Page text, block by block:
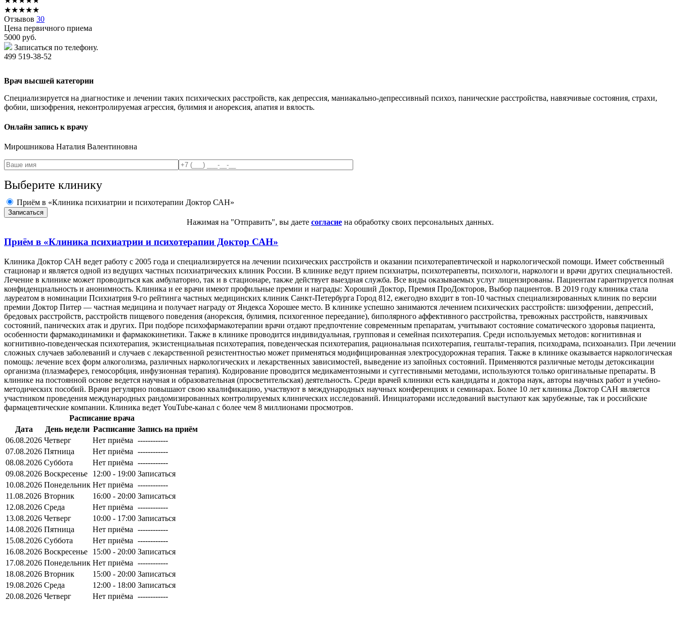
★★★★★
Отзывов 30
Цена первичного приема
5000 руб.
Записаться по телефону.
499 519-38-52
Врач высшей категории
Специализируется на диагностике и лечении таких психических расстройств, как депрессия, маниакально-депрессивный психоз, панические расстройства, навязчивые состояния, страхи,
фобии, шизофрения, неконтролируемая агрессия, булимия и анорексия, апатия и вялость.
Онлайн запись к врачу
Мирошникова Наталия Валентиновна
Выберите клинику
Приём в «Клиника психиатрии и психотерапии Доктор САН»
Нажимая на "Отправить", вы даете согласиена обработку своих персональных данных.
Приём в «Клиника психиатрии и психотерапии Доктор САН»
Клиника Доктор САН ведет работу с 2005 года и специализируется на лечении психических расстройств и оказании психотерапевтической и наркологической помощи. Имеет собственный
стационар и является одной из ведущих частных психиатрических клиник России. В клинике ведут прием психиатры, психотерапевты, психологи, наркологи и врачи других специальностей.
Лечение в клинике может проводиться как амбулаторно, так и в стационаре, также действует выездная служба. Все виды оказываемых услуг лицензированы. Пациентам гарантируется полная
конфиденциальность и анонимность. Клиника и ее врачи имеют профильные премии и награды: Хороший Доктор, Премия ПроДокторов, Выбор пациентов. В 2019 году клиника стала
лауреатом в номинации Психиатрия 9-го рейтинга частных медицинских клиник Санкт-Петербурга Город 812, ежегодно входит в топ-10 частных специализированных клиник по версии
премии Доктор Питер — частная медицина и получает награду от Яндекса Хорошее место. В клинике успешно занимаются лечением психических расстройств: шизофрении, депрессий,
бредовых расстройств, расстройств пищевого поведения (анорексия, булимия, психогенное переедание), биполярного аффективного расстройства, тревожных расстройств, навязчивых
состояний, панических атак и других. При подборе психофармакотерапии врачи отдают предпочтение современным препаратам, учитывают состояние соматического здоровья пациента,
особенности фармакодинамики и фармакокинетики. Также в клинике проводится индивидуальная, групповая и семейная психотерапия. Среди используемых методов: когнитивная и
когнитивно-поведенческая психотерапия, экзистенциальная психотерапия, поведенческая психотерапия, рациональная психотерапия, гештальт-терапия, психодрама, психоанализ. При лечении
сложных случаев заболеваний и случаев с лекарственной резистентностью может применяться модифицированная электросудорожная терапия. Также в клинике оказывается наркологическая
помощь: лечение всех форм алкоголизма, различных наркологических и лекарственных зависимостей, выведение из запойных состояний. Применяются различные методы детоксикации
организма (плазмаферез, гемосорбция, инфузионная терапия). Кодирование проводится медикаментозными и суггестивными методами, используются только оригинальные препараты. В
клинике на постоянной основе ведется научная и образовательная (просветительская) деятельность. Среди врачей клиники есть кандидаты и доктора наук, авторы научных работ и учебно-
методических пособий. Врачи регулярно повышают свою квалификацию, участвуют в международных научных конференциях и семинарах. Более 10 лет клиника Доктор САН является
участником проведения международных рандомизированных контролируемых клинических исследований. Инициаторами исследований выступают как зарубежные, так и российские
фармацевтические компании. Клиника ведет YouTube-канал с более чем 8 миллионами просмотров.
Расписание врача
Дата
День недели Расписание Запись на приём
06.08.2026 Четверг Нет приёма ------------
07.08.2026 Пятница Нет приёма ------------
08.08.2026 Суббота Нет приёма ------------
09.08.2026 Воскресенье 12:00 - 19:00 Записаться
10.08.2026 Понедельник Нет приёма ------------
11.08.2026 Вторник 16:00 - 20:00 Записаться
12.08.2026 Среда Нет приёма ------------
13.08.2026 Четверг 10:00 - 17:00 Записаться
14.08.2026 Пятница Нет приёма ------------
15.08.2026 Суббота Нет приёма ------------
16.08.2026 Воскресенье 15:00 - 20:00 Записаться
17.08.2026 Понедельник Нет приёма ------------
18.08.2026 Вторник 15:00 - 20:00 Записаться
19.08.2026 Среда 12:00 - 18:00 Записаться
20.08.2026 Четверг Нет приёма ------------